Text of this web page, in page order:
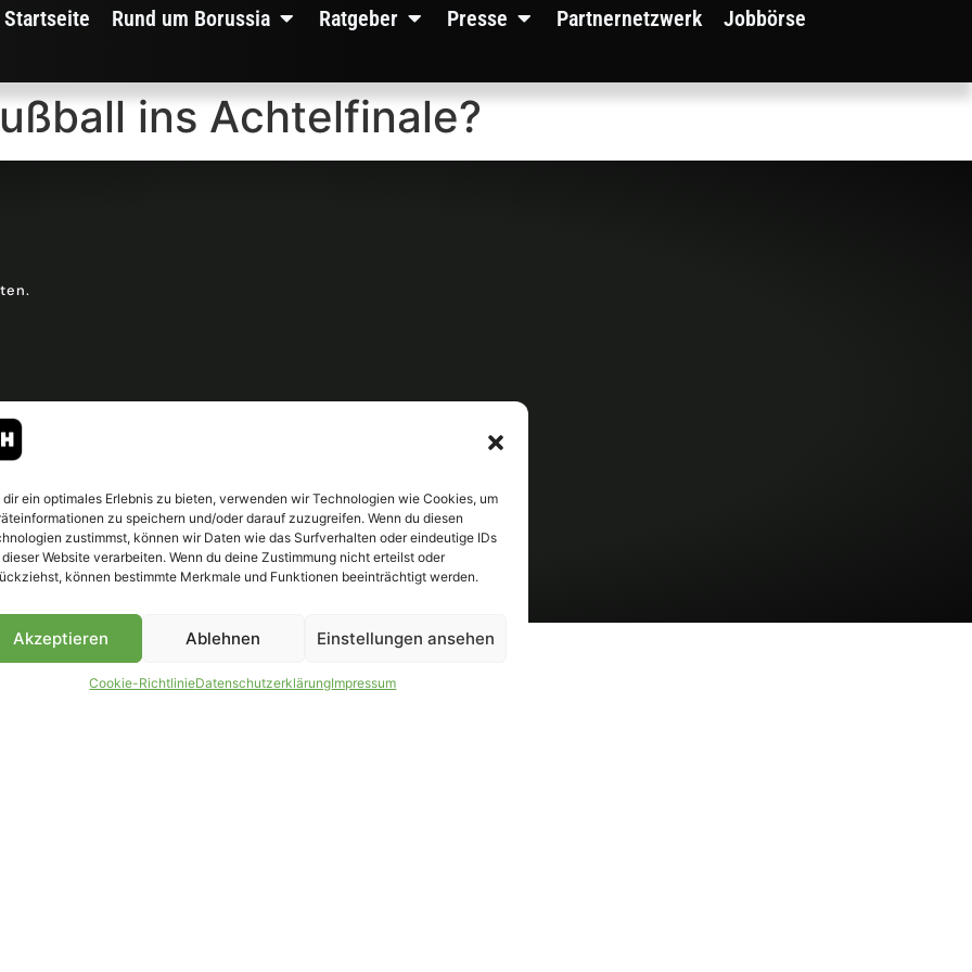
dir ein optimales Erlebnis zu bieten, verwenden wir Technologien wie Cookies, um
zu speichern und/oder darauf zuzugreifen. Wenn du diesen
zustimmst, können wir Daten wie das Surfverhalten oder eindeutige IDs
Website verarbeiten. Wenn du deine Zustimmung nicht erteilst oder
können bestimmte Merkmale und Funktionen beeinträchtigt werden.
Akzeptieren Ablehnen Einstellungen ansehen
Cookie-RichtlinieDatenschutzerklärungImpressum
Startseite Rund um Borussia Ratgeber Presse Partnernetzwerk Jobbörse
ins Achtelfinale?